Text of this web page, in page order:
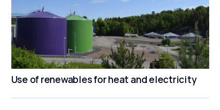
Use of renewables for heat and electricity